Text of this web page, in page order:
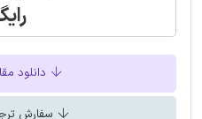
دانلود
سفارش